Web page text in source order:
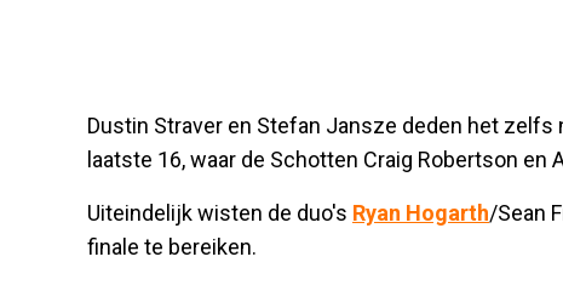
Dustin Straver en Stefan Jansze deden het
laatste 16, waar de Schotten Craig Robertson
Uiteindelijk wisten de duo's Ryan Hogarth/Sean
finale te bereiken.